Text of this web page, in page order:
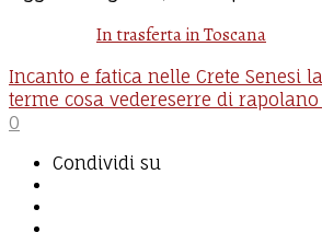
In trasferta in Toscana
Incanto e fatica nelle Crete Senesi
terme cosa vedereserre di rapolano
0
Condividi su